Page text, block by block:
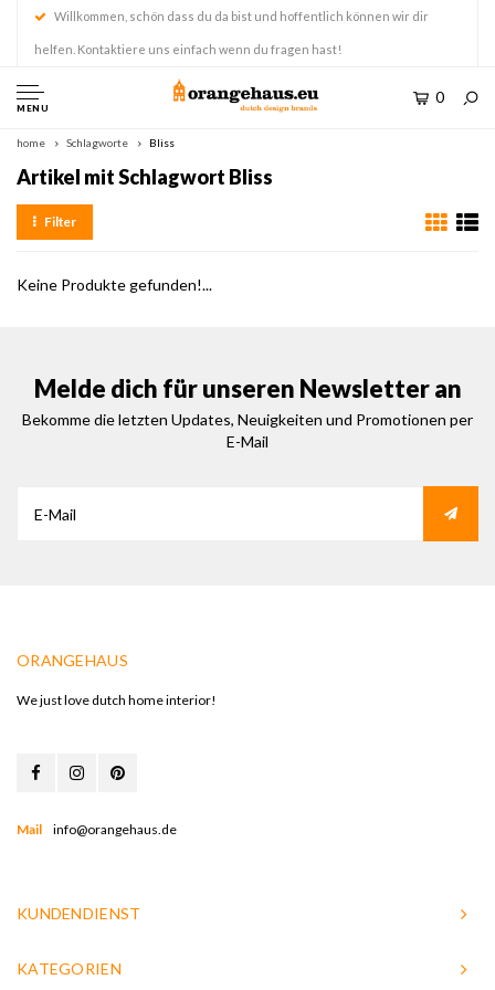
Willkommen, schön dass du da bist und hoffentlich können wir dir
helfen. Kontaktiere uns einfach wenn du fragen hast!
MENU
0
home Schlagworte Bliss
Artikel mit Schlagwort Bliss
Filter
Keine Produkte gefunden!...
Melde dich für unseren Newsletter an
Bekomme die letzten Updates, Neuigkeiten und Promotionen per
E-Mail
ORANGEHAUS
We just love dutch home interior!
Mail info@orangehaus.de
KUNDENDIENST
KATEGORIEN